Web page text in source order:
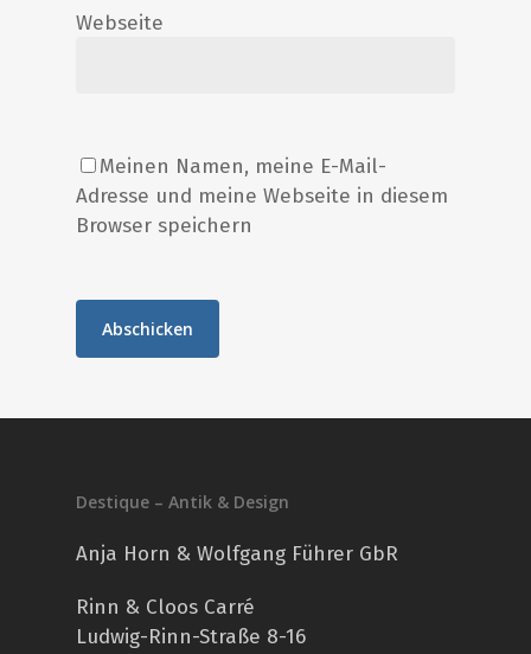
Webseite
Meinen Namen, meine E-Mail-
Adresse und meine Webseite in diesem
Browser speichern
Destique – Antik & Design
Anja Horn & Wolfgang Führer GbR
Rinn & Cloos Carré
Ludwig-Rinn-Straße 8-16